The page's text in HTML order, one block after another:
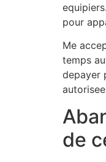
pour
Me
temps
depayer
de